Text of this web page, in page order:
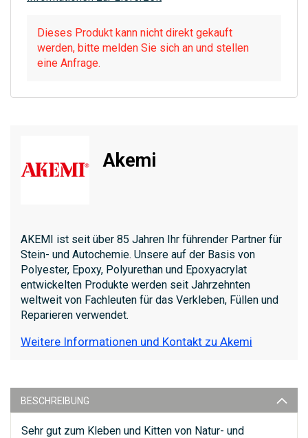
Dieses Produkt kann nicht direkt gekauft
werden, bitte melden Sie sich an und stellen
eine Anfrage.
Akemi
AKEMI ist seit über 85 Jahren Ihr führender Partner für
Stein- und Autochemie. Unsere auf der Basis von
Polyester, Epoxy, Polyurethan und Epoxyacrylat
entwickelten Produkte werden seit Jahrzehnten
weltweit von Fachleuten für das Verkleben, Füllen und
Reparieren verwendet.
Weitere Informationen und Kontakt zu Akemi
BESCHREIBUNG
Sehr gut zum Kleben und Kitten von Natur- und